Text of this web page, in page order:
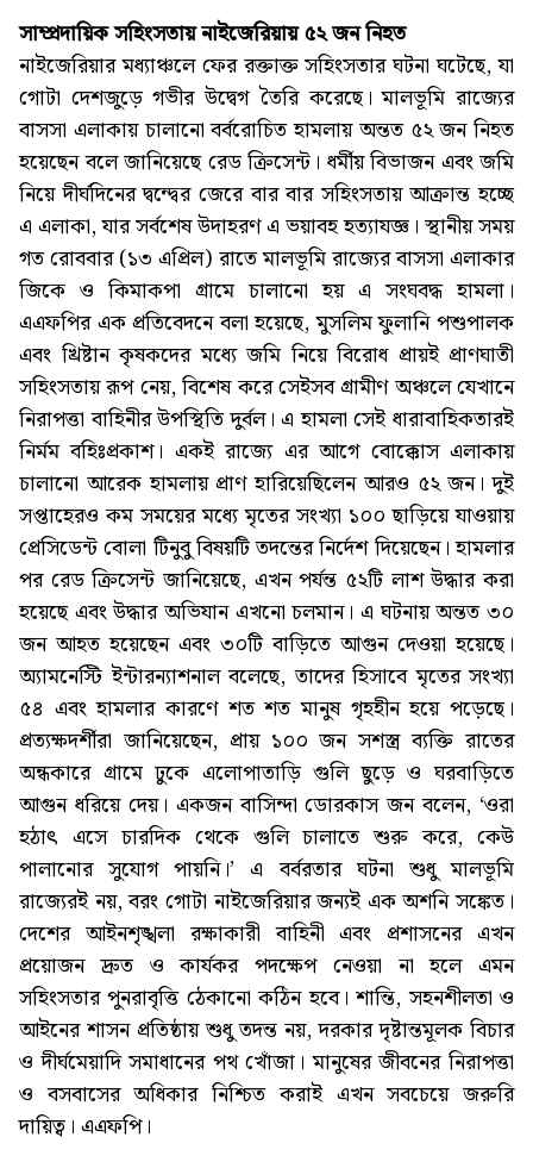
সাম্প্রদায়িক সহিংসতায় নাইজেরিয়ায় ৫২ জন নিহত
নাইজেরিয়ার মধ্যাঞ্চলে ফের রক্তাক্ত সহিংসতার ঘটনা ঘটেছে, যা
গোটা দেশজুড়ে গভীর উদ্বেগ তৈরি করেছে। মালভূমি রাজ্যের
বাসসা এলাকায় চালানো বর্বরোচিত হামলায় অন্তত ৫২ জন নিহত
হয়েছেন বলে জানিয়েছে রেড ক্রিসেন্ট। ধর্মীয় বিভাজন এবং জমি
নিয়ে দীর্ঘদিনের দ্বন্দ্বের জেরে বার বার সহিংসতায় আক্রান্ত হচ্ছে
এ এলাকা, যার সর্বশেষ উদাহরণ এ ভয়াবহ হত্যাযজ্ঞ। স্থানীয় সময়
গত রোববার (১৩ এপ্রিল) রাতে মালভূমি রাজ্যের বাসসা এলাকার
জিকে ও কিমাকপা গ্রামে চালানো হয় এ সংঘবদ্ধ হামলা।
এএফপির এক প্রতিবেদনে বলা হয়েছে, মুসলিম ফুলানি পশুপালক
এবং খ্রিষ্টান কৃষকদের মধ্যে জমি নিয়ে বিরোধ প্রায়ই প্রাণঘাতী
সহিংসতায় রূপ নেয়, বিশেষ করে সেইসব গ্রামীণ অঞ্চলে যেখানে
নিরাপত্তা বাহিনীর উপস্থিতি দুর্বল। এ হামলা সেই ধারাবাহিকতারই
নির্মম বহিঃপ্রকাশ। একই রাজ্যে এর আগে বোক্কোস এলাকায়
চালানো আরেক হামলায় প্রাণ হারিয়েছিলেন আরও ৫২ জন। দুই
সপ্তাহেরও কম সময়ের মধ্যে মৃতের সংখ্যা ১০০ ছাড়িয়ে যাওয়ায়
প্রেসিডেন্ট বোলা টিনুবু বিষয়টি তদন্তের নির্দেশ দিয়েছেন। হামলার
পর রেড ক্রিসেন্ট জানিয়েছে, এখন পর্যন্ত ৫২টি লাশ উদ্ধার করা
হয়েছে এবং উদ্ধার অভিযান এখনো চলমান। এ ঘটনায় অন্তত ৩০
জন আহত হয়েছেন এবং ৩০টি বাড়িতে আগুন দেওয়া হয়েছে।
অ্যামনেস্টি ইন্টারন্যাশনাল বলেছে, তাদের হিসাবে মৃতের সংখ্যা
৫৪ এবং হামলার কারণে শত শত মানুষ গৃহহীন হয়ে পড়েছে।
প্রত্যক্ষদর্শীরা জানিয়েছেন, প্রায় ১০০ জন সশস্ত্র ব্যক্তি রাতের
অন্ধকারে গ্রামে ঢুকে এলোপাতাড়ি গুলি ছুড়ে ও ঘরবাড়িতে
আগুন ধরিয়ে দেয়। একজন বাসিন্দা ডোরকাস জন বলেন, ‘ওরা
হঠাৎ এসে চারদিক থেকে গুলি চালাতে শুরু করে, কেউ
পালানোর সুযোগ পায়নি।’ এ বর্বরতার ঘটনা শুধু মালভূমি
রাজ্যেরই নয়, বরং গোটা নাইজেরিয়ার জন্যই এক অশনি সঙ্কেত।
দেশের আইনশৃঙ্খলা রক্ষাকারী বাহিনী এবং প্রশাসনের এখন
প্রয়োজন দ্রুত ও কার্যকর পদক্ষেপ নেওয়া না হলে এমন
সহিংসতার পুনরাবৃত্তি ঠেকানো কঠিন হবে। শান্তি, সহনশীলতা ও
আইনের শাসন প্রতিষ্ঠায় শুধু তদন্ত নয়, দরকার দৃষ্টান্তমূলক বিচার
ও দীর্ঘমেয়াদি সমাধানের পথ খোঁজা। মানুষের জীবনের নিরাপত্তা
ও বসবাসের অধিকার নিশ্চিত করাই এখন সবচেয়ে জরুরি
দায়িত্ব। এএফপি।